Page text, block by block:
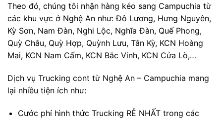
Theo đó, chúng tôi nhận hàng kéo sang Campuchia từ
các khu vực ở Nghệ An như: Đô Lương, Hưng Nguyên,
Kỳ Sơn, Nam Đàn, Nghi Lộc, Nghĩa Đàn, Quế Phong,
Quỳ Châu, Quỳ Hợp, Quỳnh Lưu, Tân Kỳ, KCN Hoàng
Mai, KCN Nam Cấm, KCN Bắc Vinh, KCN Cửa Lò,…
Dịch vụ Trucking cont từ Nghệ An – Campuchia mang
lại nhiều tiện ích như:
Cước phí hình thức Trucking RẺ NHẤT trong các